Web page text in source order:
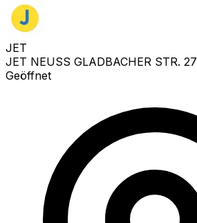
JET
JET NEUSS GLADBACHER STR. 27
Geöffnet